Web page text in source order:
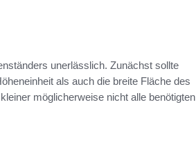
unerlässlich. Zunächst sollte
als auch die breite Fläche des
möglicherweise nicht alle benötigten